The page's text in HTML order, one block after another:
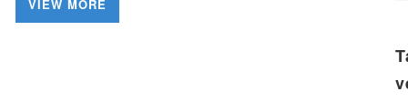
VIEW MORE